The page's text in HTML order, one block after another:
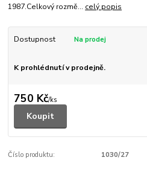
1987.Celkový rozmě... celý popis
Dostupnost
K prohlédnutí v prodejně.
750 Kč/ks
Koupit
Číslo produktu: 1030/27